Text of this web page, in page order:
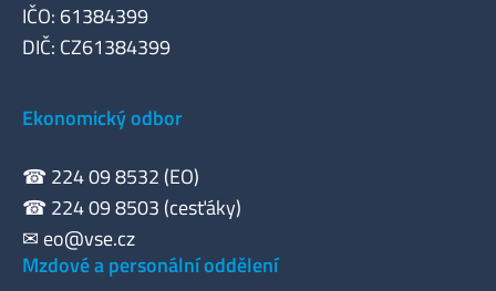
IČO: 61384399
DIČ: CZ61384399
Ekonomický odbor
☎ 224 09 8532 (EO)
☎ 224 09 8503 (cesťáky)
✉ eo@vse.cz
Mzdové a personální oddělení